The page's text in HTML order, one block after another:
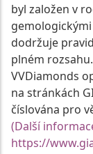
byl založen v
dodržuje
plném
VVDiamonds
na stránkách
číslována pro
(Další
https://